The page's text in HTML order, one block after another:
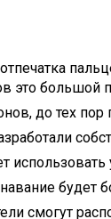
это большой
до тех пор
использовать
будет
смогут